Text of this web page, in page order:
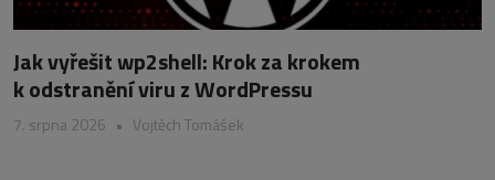
Jak vyřešit wp2shell: Krok za krokem
k odstranění viru z WordPressu
7. srpna 2026 • Vojtěch Tomášek